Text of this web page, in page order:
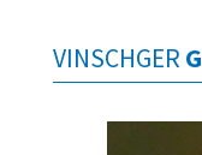
VINSCHGER